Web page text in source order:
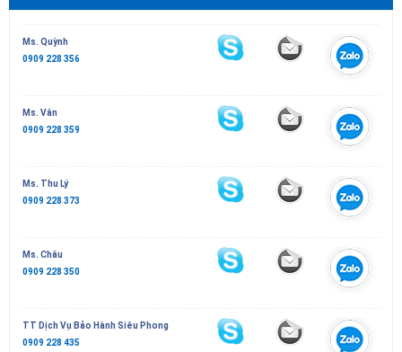
Ms. Quỳnh
0909 228 356
Ms. Vân
0909 228 359
Ms. Thu Lý
0909 228 373
Ms. Châu
0909 228 350
TT Dịch Vụ Bảo Hành Siêu Phong
0909 228 435